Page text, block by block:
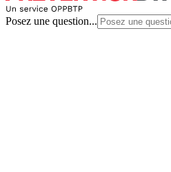
Posez une question...